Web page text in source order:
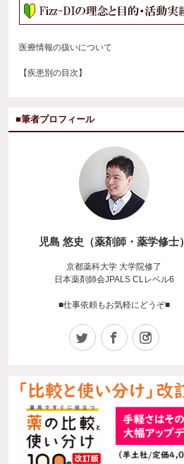
医療情報の扱いについて
【疾患別の目次】
■筆者プロフィール
児島 悠史（薬剤師・薬学修士）
京都薬科大学 大学院修了
日本薬剤師会JPALS CLレベル6
■仕事依頼もお気軽にどうぞ■
Twitter Facebook